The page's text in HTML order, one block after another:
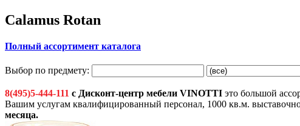
Calamus Rotan
Полный ассортимент каталога
Выбор по предмету:
8(495)5-444-111 с Дисконт-центр мебели VINOTTI это большой
Вашим услугам квалифицированный персонал, 1000 кв.м.
месяца.